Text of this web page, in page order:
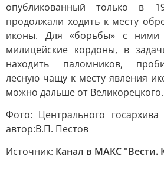
опубликованный только в
продолжали ходить к месту
иконы. Для «борьбы» с ними
милицейские кордоны, в
находить паломников,
лесную чащу к месту явления
можно дальше от Великорецкого.
Фото: Центрального госархива
автор:В.П. Пестов
Источник: Канал в МАКС "Вести.